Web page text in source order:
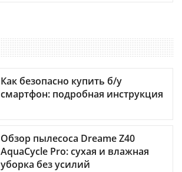
Как безопасно купить б/у
смартфон: подробная инструкция
Обзор пылесоса Dreame Z40
AquaCycle Pro: сухая и влажная
уборка без усилий